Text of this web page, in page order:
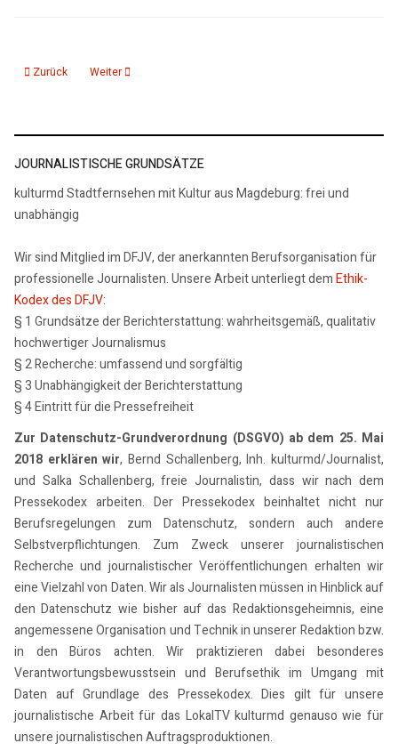
Vorheriger Beitrag: Uni-Klinik übernimmt in der Altmark Augenarztpraxis in
Zurück Nächster Beitrag: Programm zum 155. Todestag des
Weiter
JOURNALISTISCHE GRUNDSÄTZE
kulturmd Stadtfernsehen mit Kultur aus Magdeburg: frei und
unabhängig
Wir sind Mitglied im DFJV, der anerkannten Berufsorganisation für
professionelle Journalisten. Unsere Arbeit unterliegt demEthik-
Kodex des DFJV:
§ 1 Grundsätze der Berichterstattung: wahrheitsgemäß, qualitativ
hochwertiger Journalismus
§ 2 Recherche: umfassend und sorgfältig
§ 3 Unabhängigkeit der Berichterstattung
§ 4 Eintritt für die Pressefreiheit
Zur Datenschutz-Grundverordnung (DSGVO) ab dem 25. Mai
2018 erklären wir, Bernd Schallenberg, Inh. kulturmd/Journalist,
und Salka Schallenberg, freie Journalistin, dass wir nach dem
Pressekodex arbeiten. Der Pressekodex beinhaltet nicht nur
Berufsregelungen zum Datenschutz, sondern auch andere
Selbstverpflichtungen. Zum Zweck unserer journalistischen
Recherche und journalistischer Veröffentlichungen erhalten wir
eine Vielzahl von Daten. Wir als Journalisten müssen in Hinblick auf
den Datenschutz wie bisher auf das Redaktionsgeheimnis, eine
angemessene Organisation und Technik in unserer Redaktion bzw.
in den Büros achten. Wir praktizieren dabei besonderes
Verantwortungsbewusstsein und Berufsethik im Umgang mit
Daten auf Grundlage des Pressekodex. Dies gilt für unsere
journalistische Arbeit für das LokalTV kulturmd genauso wie für
unsere journalistischen Auftragsproduktionen.